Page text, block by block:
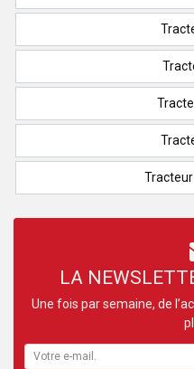
LA
Une fois par semaine, de